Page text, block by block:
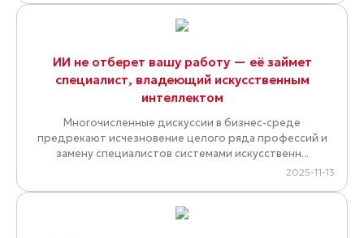
ИИ не отберет вашу работу — её займет
специалист, владеющий искусственным
интеллектом
Многочисленные дискуссии в бизнес-среде
предрекают исчезновение целого ряда профессий и
замену специалистов системами искусственн...
2025-11-13